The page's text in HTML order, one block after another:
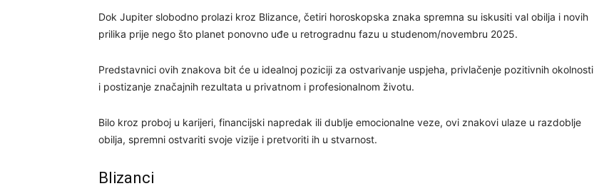
Dok Jupiter slobodno prolazi kroz Blizance, četiri horoskopska znaka spremna su iskusiti val obilja i novih
prilika prije nego što planet ponovno uđe u retrogradnu fazu u studenom/novembru 2025.
Predstavnici ovih znakova bit će u idealnoj poziciji za ostvarivanje uspjeha, privlačenje pozitivnih okolnosti
i postizanje značajnih rezultata u privatnom i profesionalnom životu.
Bilo kroz proboj u karijeri, financijski napredak ili dublje emocionalne veze, ovi znakovi ulaze u razdoblje
obilja, spremni ostvariti svoje vizije i pretvoriti ih u stvarnost.
Blizanci